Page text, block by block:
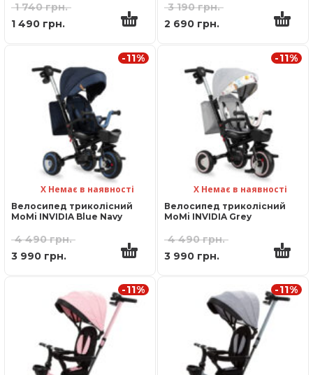
1 740грн.
1 490 грн.
3 190грн.
2 690 грн.
-11%
Велосипед триколісний
MoMi INVIDIA Blue Navy
Х Немає в наявності
4 490грн.
3 990 грн.
-11%
Велосипед триколісний
MoMi INVIDIA Grey
Х Немає в наявності
4 490грн.
3 990 грн.
-11% -11%